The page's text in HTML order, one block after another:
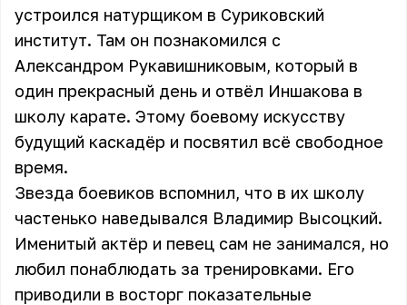
устроился натурщиком в Суриковский
институт. Там он познакомился с
Александром Рукавишниковым, который в
один прекрасный день и отвёл Иншакова в
школу карате. Этому боевому искусству
будущий каскадёр и посвятил всё свободное
время.
Звезда боевиков вспомнил, что в их школу
частенько наведывался Владимир Высоцкий.
Именитый актёр и певец сам не занимался, но
любил понаблюдать за тренировками. Его
приводили в восторг показательные